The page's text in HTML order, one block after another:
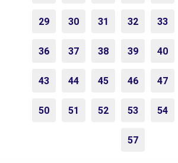
29 30 31 32 33
36 37 38 39 40
43 44 45 46 47
50 51 52 53 54
57